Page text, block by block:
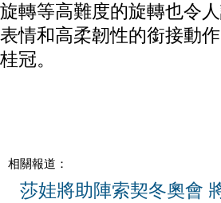
旋轉等高難度的旋轉也令
表情和高柔韌性的銜接動
桂冠。
相關報道：
莎娃將助陣索契冬奧會